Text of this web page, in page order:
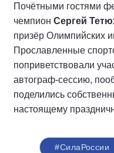
Почётными гостями
чемпион Сергей
призёр Олимпийских
Прославленные
поприветствовали
автограф-сессию,
поделились
настоящему
#СилаРоссии